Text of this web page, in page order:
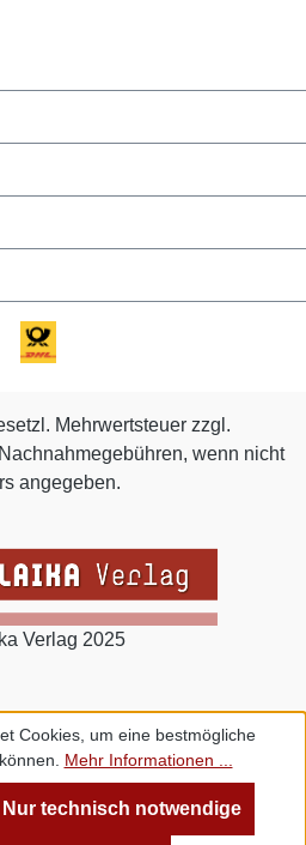
Mehrwertsteuer zzgl.
wenn nicht
angegeben.
Verlag 2025
Cookies, um eine bestmögliche
Mehr Informationen ...
Nur technisch notwendige